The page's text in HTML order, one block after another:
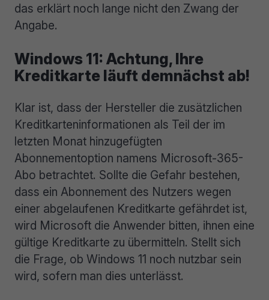
das erklärt noch lange nicht den Zwang der
Angabe.
Windows 11: Achtung, Ihre
Kreditkarte läuft demnächst ab!
Klar ist, dass der Hersteller die zusätzlichen
Kreditkarteninformationen als Teil der im
letzten Monat hinzugefügten
Abonnementoption namens Microsoft-365-
Abo betrachtet. Sollte die Gefahr bestehen,
dass ein Abonnement des Nutzers wegen
einer abgelaufenen Kreditkarte gefährdet ist,
wird Microsoft die Anwender bitten, ihnen eine
gültige Kreditkarte zu übermitteln. Stellt sich
die Frage, ob Windows 11 noch nutzbar sein
wird, sofern man dies unterlässt.